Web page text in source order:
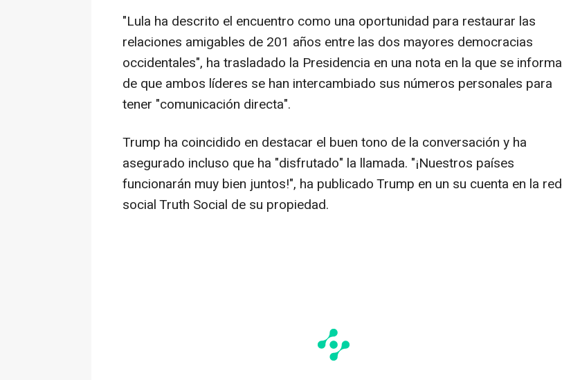
"Lula ha descrito el encuentro como una oportunidad para restaurar las
relaciones amigables de 201 años entre las dos mayores democracias
occidentales", ha trasladado la Presidencia en una nota en la que se informa
de que ambos líderes se han intercambiado sus números personales para
tener "comunicación directa".
Trump ha coincidido en destacar el buen tono de la conversación y ha
asegurado incluso que ha "disfrutado" la llamada. "¡Nuestros países
funcionarán muy bien juntos!", ha publicado Trump en un su cuenta en la red
social Truth Social de su propiedad.